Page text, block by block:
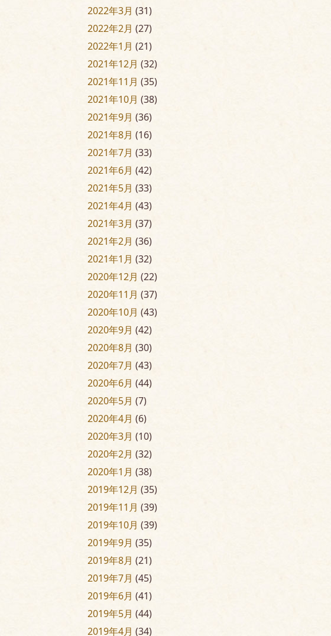
2022年3月 (31)
2022年2月 (27)
2022年1月 (21)
2021年12月 (32)
2021年11月 (35)
2021年10月 (38)
2021年9月 (36)
2021年8月 (16)
2021年7月 (33)
2021年6月 (42)
2021年5月 (33)
2021年4月 (43)
2021年3月 (37)
2021年2月 (36)
2021年1月 (32)
2020年12月 (22)
2020年11月 (37)
2020年10月 (43)
2020年9月 (42)
2020年8月 (30)
2020年7月 (43)
2020年6月 (44)
2020年5月 (7)
2020年4月 (6)
2020年3月 (10)
2020年2月 (32)
2020年1月 (38)
2019年12月 (35)
2019年11月 (39)
2019年10月 (39)
2019年9月 (35)
2019年8月 (21)
2019年7月 (45)
2019年6月 (41)
2019年5月 (44)
2019年4月 (34)